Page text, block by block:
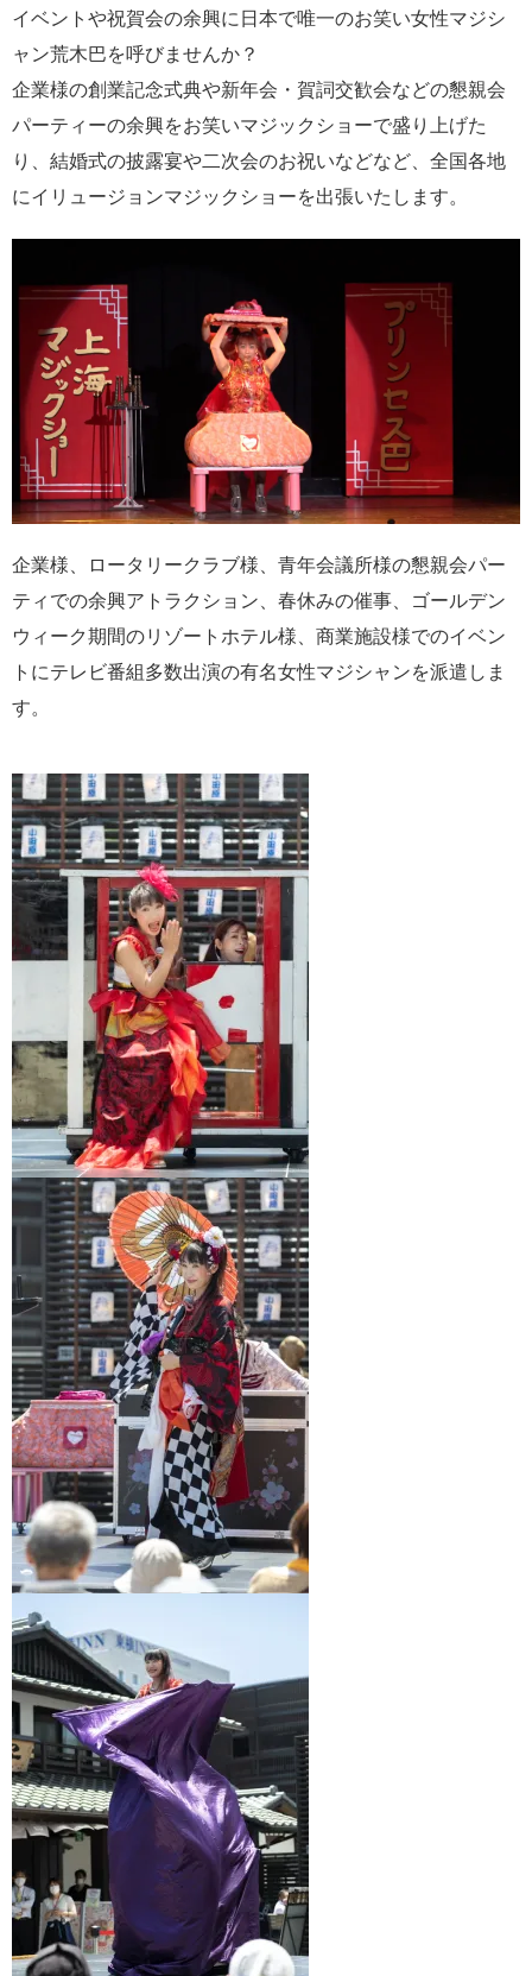
イベントや祝賀会の余興に日本で唯一のお笑い女性マジシ
ャン荒木巴を呼びませんか？
企業様の創業記念式典や新年会・賀詞交歓会などの懇親会
パーティーの余興をお笑いマジックショーで盛り上げた
り、結婚式の披露宴や二次会のお祝いなどなど、全国各地
にイリュージョンマジックショーを出張いたします。
企業様、ロータリークラブ様、青年会議所様の懇親会パー
ティでの余興アトラクション、春休みの催事、ゴールデン
ウィーク期間のリゾートホテル様、商業施設様でのイベン
トにテレビ番組多数出演の有名女性マジシャンを派遣しま
す。